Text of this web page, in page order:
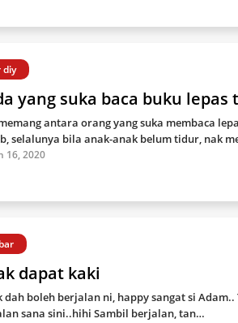
diy
yang suka baca buku
antara orang yang suka membaca
selalunya bila anak-anak belum tidur, nak
16, 2020
dapat kaki
dah boleh berjalan ni, happy sangat si Adam..
sana sini..hihi Sambil berjalan, tan…